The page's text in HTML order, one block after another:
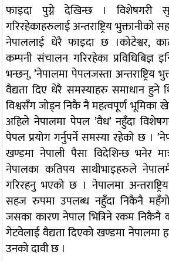
फाइदा पुग्ने देखिन्छ । विशेषगरी
गरिरहेकाहरुलाई अन्तराष्ट्रिय
नेपाललाई धेरै फाइदा छ ।कोटेश्वर,
कम्पनी संचालन गरिरहेका प्रविधिबिज्ञ
भन्छन्, ’नेपालमा पेपलजस्ता अन्तराष्ट्रिय
वैद्यता दिए धेरै समस्याहरु समाधान
विश्वसँग जोड्न निकै नै महत्वपूर्ण भूमिका
अहिले नेपालमा पेपल ’वैध’ नहुँदा
पेपल प्रयोग गर्नुपर्ने समस्या रहेको छ ।
खण्डमा नेपाली पैसा विदेशिन्छ भनेर
नेपालका कतिपय साथीभाइहरुले
गरिरहनु भएको छ । नेपालमा
सहज रुपमा उपलब्ध नहुँदा निकैनै महँगो
जसका कारण नेपाल भित्रिने रकम निकैनै
गेटवेलाई वैद्यता दिएको खण्डमा नेपालमा
उनको दावी छ ।